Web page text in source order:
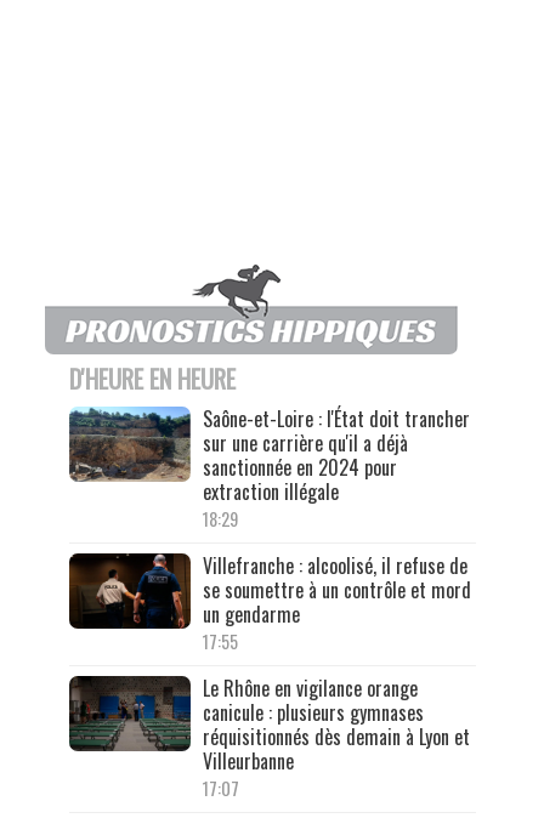
D'HEURE EN HEURE
Saône-et-Loire : l'État doit trancher
sur une carrière qu'il a déjà
sanctionnée en 2024 pour
extraction illégale
18:29
Villefranche : alcoolisé, il refuse de
se soumettre à un contrôle et mord
un gendarme
17:55
Le Rhône en vigilance orange
canicule : plusieurs gymnases
réquisitionnés dès demain à Lyon et
Villeurbanne
17:07